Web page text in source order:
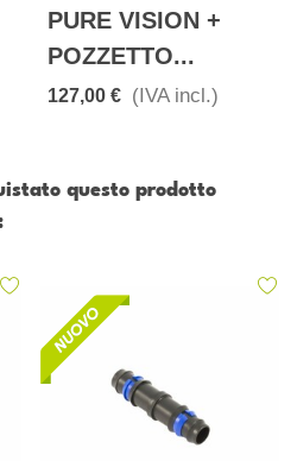
PURE VISION +
POZZETTO...
127,00 € (IVA incl.)
questo prodotto